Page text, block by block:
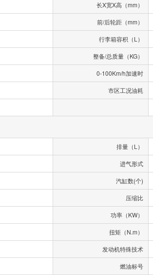
长X宽X高（mm）
前/后轮距（mm）
行李箱容积（L）
整备/总质量（KG）
0-100Km/h加速时
市区工况油耗
排量（L）
进气形式
汽缸数(个)
压缩比
功率（KW）
扭矩（N.m）
发动机特殊技术
燃油标号